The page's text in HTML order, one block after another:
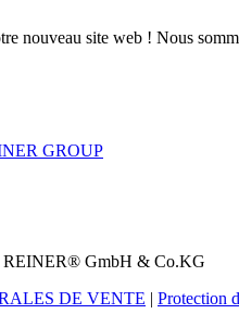
nouveau site web ! Nous
GROUP
REINER® GmbH & Co.KG
DE VENTE | Protection